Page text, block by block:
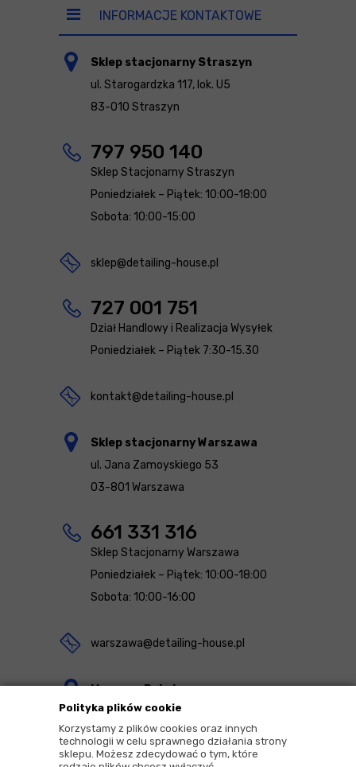
Polityka plików cookie
Korzystamy z plików cookies oraz innych
technologii w celu sprawnego działania strony
sklepu. Możesz zdecydować o tym, które
INFORMACJE KONTAKTOWE
Sklep stacjonarny Straszyn
ul. Starogardzka 117, lok. U5
83-010 Straszyn
797 950 140
Sklep Stacjonarny Straszyn
Poniedziałek – Piątek: 10:00-18:00
Sobota: 10:00-15:00
sklep@detailing-house.pl
727 001 751
Dział Handlowy i Realizacja Wysyłek
Poniedziałek – Piątek 7:30-15.30
kontakt@detailing-house.pl
Sklep stacjonarny Warszawa
ul. Jana Zamoyskiego 53
03-801 Warszawa
661 331 316
Sklep Stacjonarny Warszawa
Poniedziałek – Piątek: 10:00-18:00
Sobota: 10:00-16:00
warszawa@detailing-house.pl
Magazyn Rekcin
Nomos Sp. z o.o. sp.k.
ul. Agrestowa 1
83-010 Rekcin